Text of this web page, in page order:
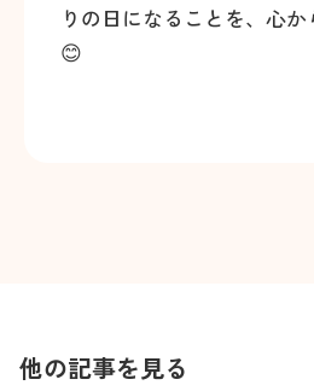
りの日になることを、心か
😊
他の記事を見る